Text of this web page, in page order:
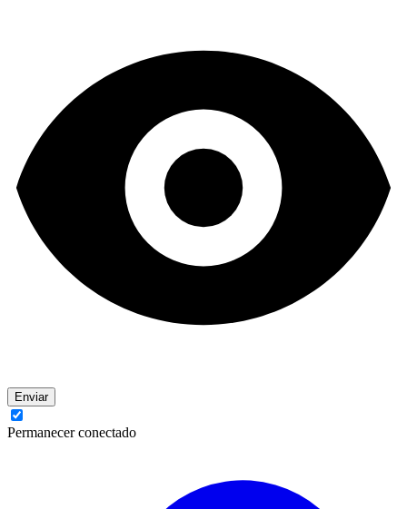
Enviar
Permanecer conectado